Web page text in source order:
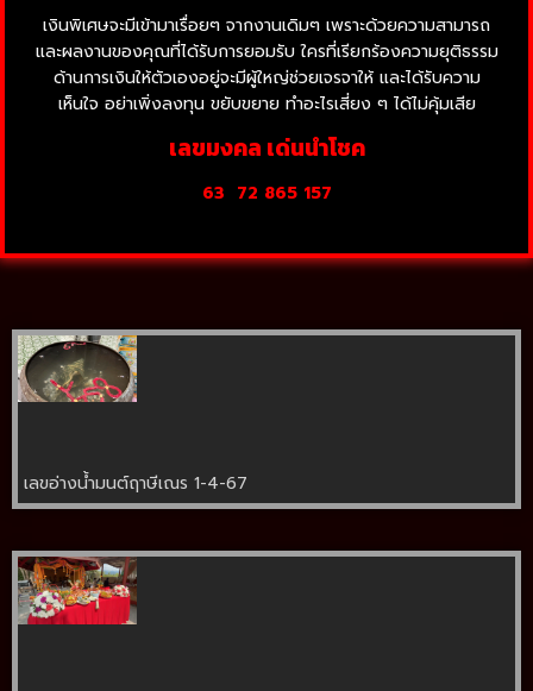
เงินพิเศษจะมีเข้ามาเรื่อยๆ จากงานเดิมๆ เพราะด้วยความสามารถ
และผลงานของคุณที่ได้รับการยอมรับ ใครที่เรียกร้องความยุติธรรม
ด้านการเงินให้ตัวเองอยู่จะมีผู้ใหญ่ช่วยเจรจาให้ และได้รับความ
เห็นใจ อย่าเพิ่งลงทุน ขยับขยาย ทำอะไรเสี่ยง ๆ ได้ไม่คุ้มเสีย
เลขมงคล เด่นนำโชค
63 72 865 157
เลขอ่างน้ำมนต์ฤาษีเณร 1-4-67